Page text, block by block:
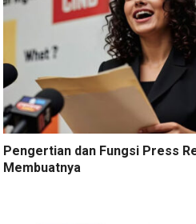
Pengertian dan Fungsi Press
Membuatnya